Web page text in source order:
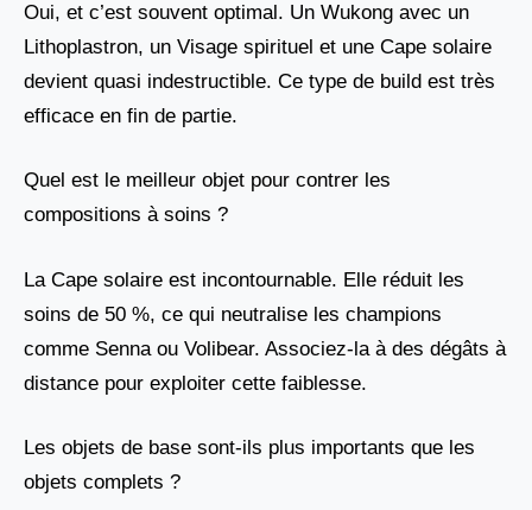
Oui, et c’est souvent optimal. Un Wukong avec un
Lithoplastron, un Visage spirituel et une Cape solaire
devient quasi indestructible. Ce type de build est très
efficace en fin de partie.
Quel est le meilleur objet pour contrer les
compositions à soins ?
La Cape solaire est incontournable. Elle réduit les
soins de 50 %, ce qui neutralise les champions
comme Senna ou Volibear. Associez-la à des dégâts à
distance pour exploiter cette faiblesse.
Les objets de base sont-ils plus importants que les
objets complets ?